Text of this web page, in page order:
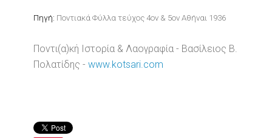
Πηγή: Ποντιακά Φύλλα τεύχος 4ον & 5ον Αθήναι 1936
Ποντι(α)κή Ιστορία & Λαογραφία - Βασίλειος Β.
Πολατίδης - www.kotsari.com